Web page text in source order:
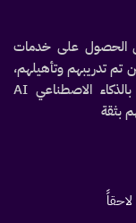
الحصول على خدمات
تدريبهم وتأهيلهم،
والحصول على تقارير فحص احترافية مدعومة بالذكاء الاصطناعي AI
بثقة